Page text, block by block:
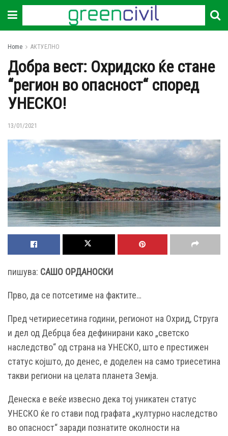
Home АКТУЕЛНО
Добра вест: Охридско ќе стане
“регион во опасност“ според
УНЕСКО!
13/01/2021
пишува: САШО ОРДАНОСКИ
Прво, да се потсетиме на фактите…
Пред четириесетина години, регионот на Охрид, Струга
и дел од Дебрца беа дефинирани како „светско
наследство“ од страна на УНЕСКО, што е престижен
статус којшто, до денес, е доделен на само триесетина
такви региони на целата планета Земја.
Денеска е веќе извесно дека тој уникатен статус
УНЕСКО ќе го стави под графата „културно наследство
во опасност“ заради познатите околности на